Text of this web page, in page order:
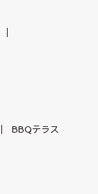
BBQテラス